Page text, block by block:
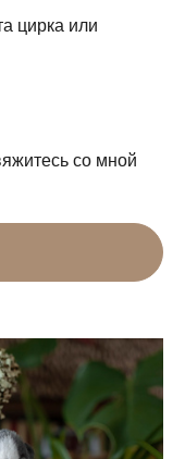
цирка или
со мной